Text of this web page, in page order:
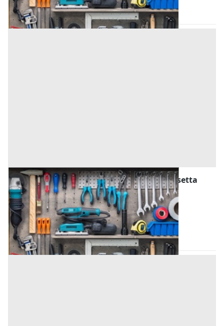
Asta chiusa
Attrezzature ed Utensili all'asta a Caltanissetta
Gela (Caltanissetta)
Offerta minima
95 €
Codice asta:AN031364
Asta chiusa